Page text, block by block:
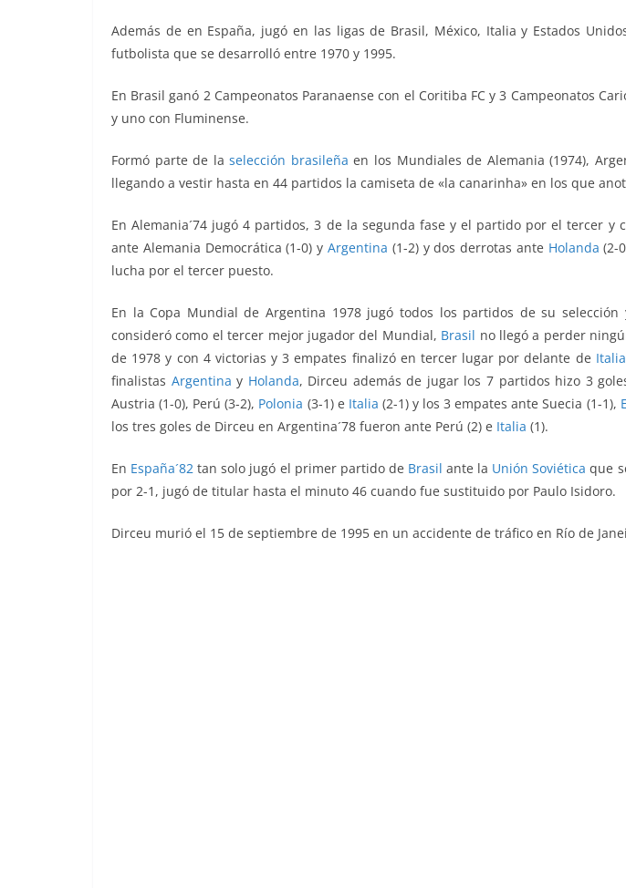
Además de en España, jugó en las ligas de Brasil, México, Italia y Estados
futbolista que se desarrolló entre 1970 y 1995.
En Brasil ganó 2 Campeonatos Paranaense con el Coritiba FC y 3 Campeonatos
y uno con Fluminense.
Formó parte de laselección brasileña en los Mundiales de Alemania (1974),
llegando a vestir hasta en 44 partidos la camiseta de «la canarinha» en los que
En Alemania´74 jugó 4 partidos, 3 de la segunda fase y el partido por el tercer y
ante Alemania Democrática (1-0) y Argentina (1-2) y dos derrotas ante Holanda (2-
lucha por el tercer puesto.
En la Copa Mundial de Argentina 1978 jugó todos los partidos de su
consideró como el tercer mejor jugador del Mundial, Brasil no llegó a perder
de 1978 y con 4 victorias y 3 empates finalizó en tercer lugar por delante de Italia
finalistas Argentina y Holanda, Dirceu además de jugar los 7 partidos hizo 3
Austria (1-0), Perú (3-2), Polonia (3-1) e Italia (2-1) y los 3 empates ante Suecia (1-1),
los tres goles de Dirceu en Argentina´78 fueron ante Perú (2) e Italia (1).
En España´82 tan solo jugó el primer partido de Brasil ante la Unión Soviética que
por 2-1, jugó de titular hasta el minuto 46 cuando fue sustituido por Paulo Isidoro.
Dirceu murió el 15 de septiembre de 1995 en un accidente de tráfico en Río de